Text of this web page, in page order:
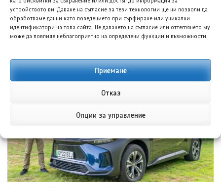
устройството ви. Даване на съгласие за тези технологии ще ни позволи да
обработваме данни като поведението при сърфиране или уникални
идентификатори на това сайта. Не даването на съгласие или оттеглянето му
може да повлияе неблагоприятно на определени функции и възможности.
Приемане
Отказ
Опции за управление
Хенеси Максимус: Пикап, по-бърз от Ферари F40
ТЕОДОРА ИЛИЕВА